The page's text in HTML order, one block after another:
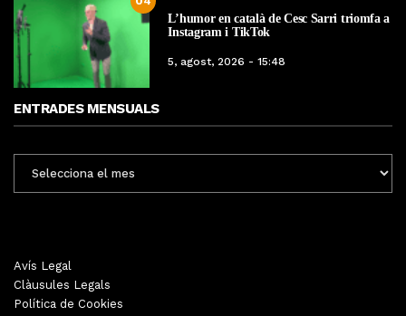
L’humor en català de Cesc Sarri triomfa a
Instagram i TikTok
5, agost, 2026 - 15:48
ENTRADES MENSUALS
MENSUALS
Avís Legal
Clàusules Legals
Política de Cookies